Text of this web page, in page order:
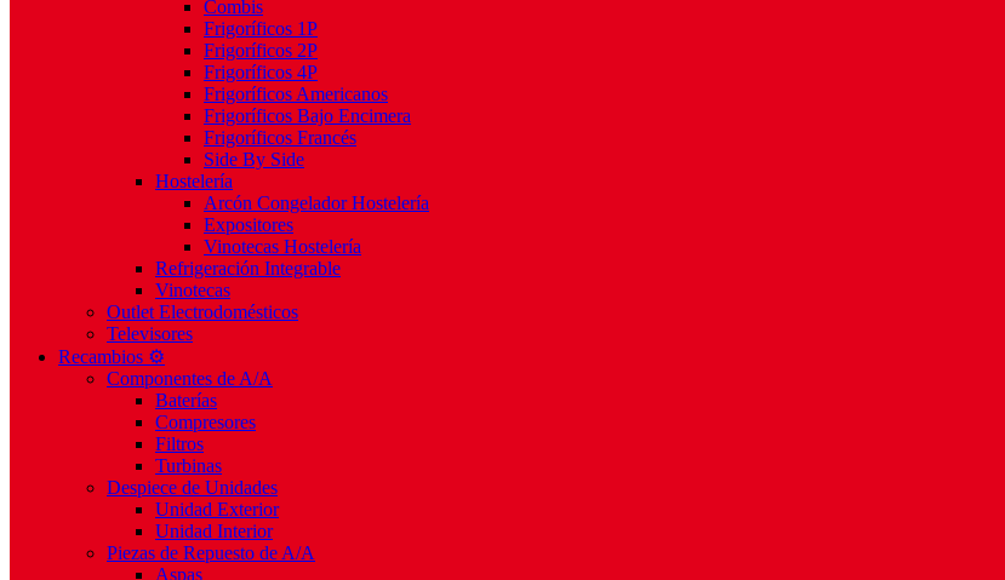
Combis
Frigoríficos 1P
Frigoríficos 2P
Frigoríficos 4P
Frigoríficos Americanos
Frigoríficos Bajo Encimera
Frigoríficos Francés
Side By Side
Hostelería
Arcón Congelador Hostelería
Expositores
Vinotecas Hostelería
Refrigeración Integrable
Vinotecas
Outlet Electrodomésticos
Televisores
Recambios ⚙️
Componentes de A/A
Baterías
Compresores
Filtros
Turbinas
Despiece de Unidades
Unidad Exterior
Unidad Interior
Piezas de Repuesto de A/A
Aspas